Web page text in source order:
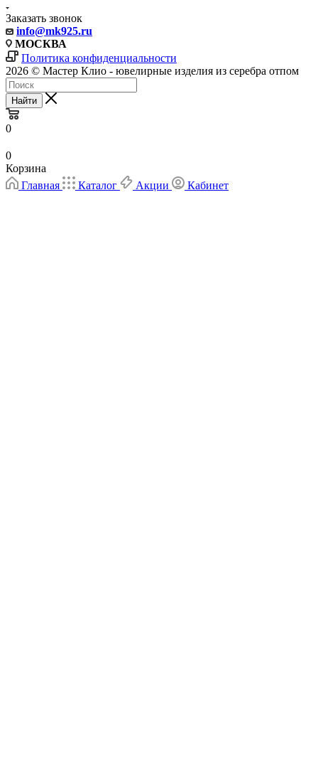
Заказать звонок
info@mk925.ru
МОСКВА
Политика конфиденциальности
2026 © Мастер Клио - ювелирные изделия из серебра отпом
Найти
0
0
Корзина
Главная
Каталог Акции Кабинет